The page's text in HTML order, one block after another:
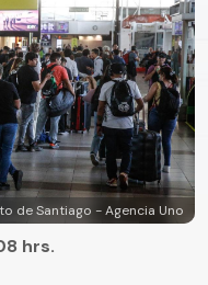
de Santiago - Agencia Uno
hrs.